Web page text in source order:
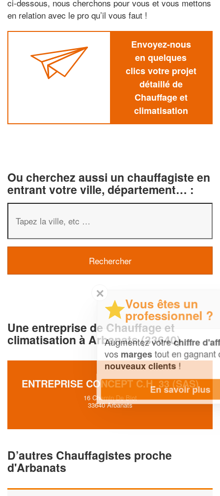
ci-dessous, nous cherchons pour vous et vous mettons
en relation avec le pro qu’il vous faut !
Envoyez-nous
en quelques
clics votre projet
détaillé de
Chauffage et
climatisation
Ou cherchez aussi un chauffagiste en
entrant votre ville, département… :
Une entreprise de Chauffage et
climatisation à Arbanats (33640)
ENTREPRISE CONCEPT C.H. 33 (SAS)
16 Chemin De Biot
33640 Arbanats
D’autres Chauffagistes proche
d'Arbanats
Vous êtes un
professionnel ?
Augmentez votrechiffre d'affaireset
margestout en gagnant de
nouveaux clients!
En savoir plus